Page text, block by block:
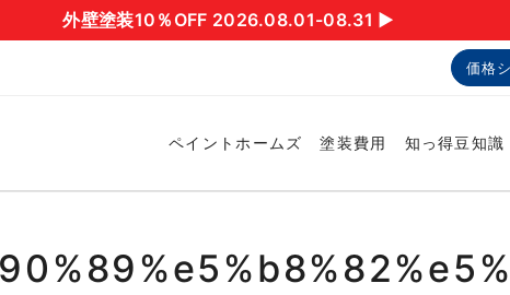
外壁塗装10％OFF 2026.08.01-08.31 ▶︎
価格
ペイントホームズ 塗装費用 知っ得豆知識